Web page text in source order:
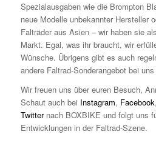
Spezialausgaben wie die Brompton
neue Modelle unbekannter Hersteller
Falträder aus Asien – wir haben sie
Markt. Egal, was ihr braucht, wir
Wünsche. Übrigens gibt es auch
andere Faltrad-Sonderangebot bei
Wir freuen uns über euren Besuch,
Schaut auch bei Instagram, Facebook,
Twitternach BOXBIKE und folgt uns
Entwicklungen in der Faltrad-Szene.